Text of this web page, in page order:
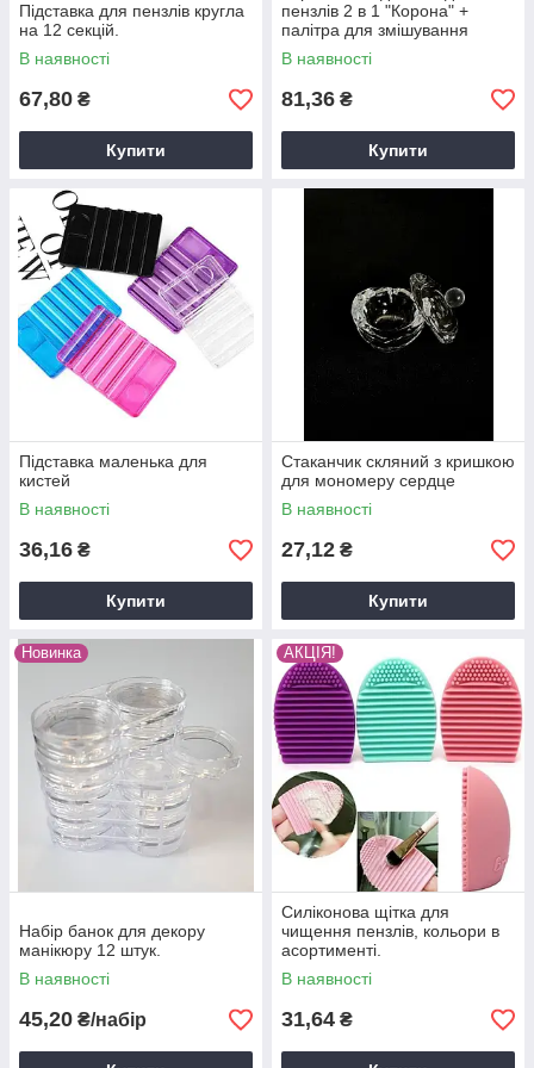
і
Манікюрні підставки і ємності
Дуже практичні і зручні у використанні контейнери
для серветок, кистей і інших корисних речей.
Допоміжні підставки і ємності точно знайдуть собі
місце на вашому робочому столі!
Манікюрні панелі і тіпси
Півтора десятка палітр і тіпсів для манікюру.
Продукція реалізується упаковками в роздріб або
оптовими партіями. Низькі ціни і висока якість
виготовлення інвентарю гарантуємо!
Переваги нашого манікюрного
Підставка для пензлів кругла
на 12 секцій.
В наявності
67,80 ₴
Купити
пензлів 2 в 1 "Корона" +
палітра для змішування
фарб.
В наявності
81,36 ₴
Купити
Підставка маленька для
кистей
В наявності
36,16 ₴
Купити
Стаканчик скляний з кришкою
для мономеру сердце
В наявності
27,12 ₴
Купити
Новинка
Набір банок для декору
манікюру 12 штук.
В наявності
45,20 ₴/набір
АКЦІЯ!
Силіконова щітка для
чищення пензлів, кольори в
асортименті.
В наявності
31,64 ₴